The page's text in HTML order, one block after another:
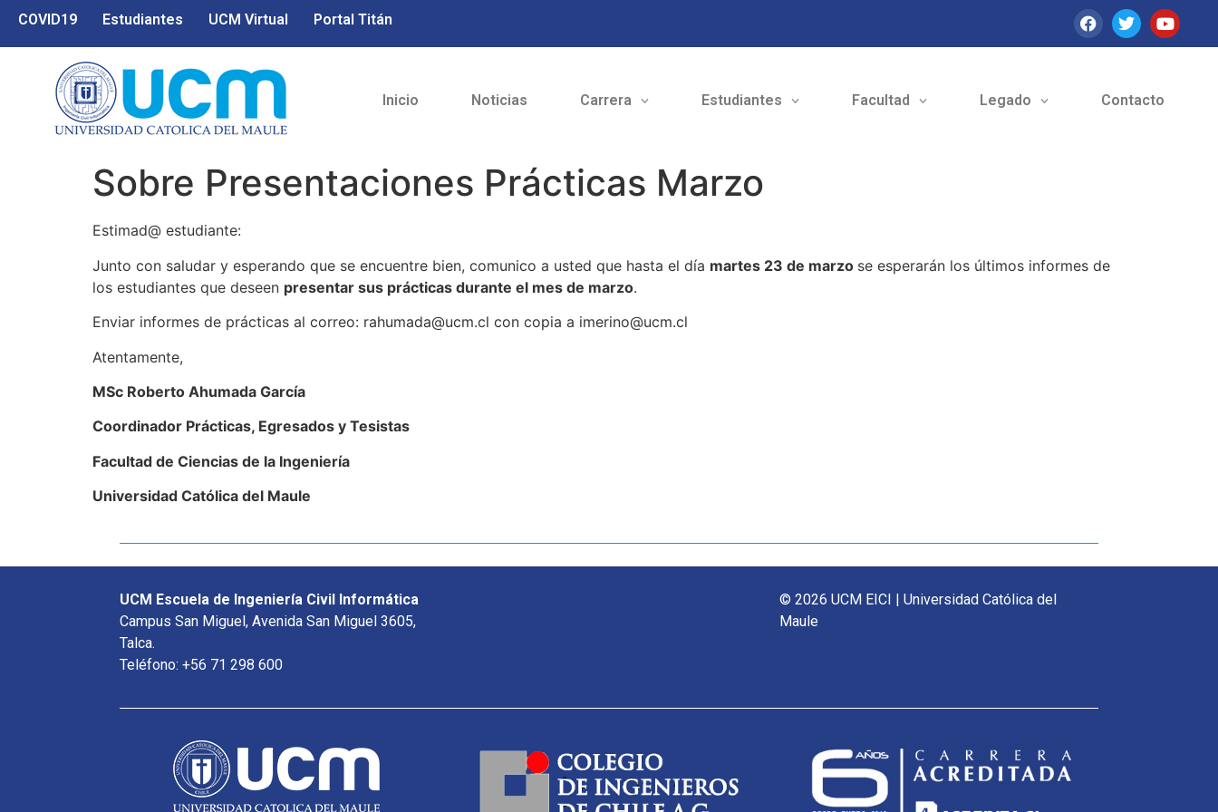
COVID19 Estudiantes UCM Virtual Portal Titán
Inicio Noticias Carrera Estudiantes Facultad Legado Contacto
Sobre Presentaciones Prácticas Marzo
Estimad@ estudiante:
Junto con saludar y esperando que se encuentre bien, comunico a usted que hasta el día martes 23 de marzo se esperarán los últimos informes de
los estudiantes que deseen presentar sus prácticas durante el mes de marzo.
Enviar informes de prácticas al correo: rahumada@ucm.cl con copia a imerino@ucm.cl
Atentamente,
MSc Roberto Ahumada García
Coordinador Prácticas, Egresados y Tesistas
Facultad de Ciencias de la Ingeniería
Universidad Católica del Maule
UCM Escuela de Ingeniería Civil Informática
Campus San Miguel, Avenida San Miguel 3605,
Talca.
Teléfono: +56 71 298 600
© 2026 UCM EICI | Universidad Católica del
Maule